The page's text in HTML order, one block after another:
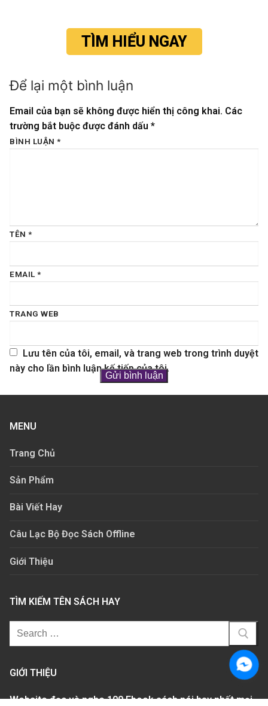
TÌM HIỂU NGAY
Để lại một bình luận
Email của bạn sẽ không được hiển thị công khai. Các
trường bắt buộc được đánh dấu *
BÌNH LUẬN *
TÊN *
EMAIL *
TRANG WEB
Lưu tên của tôi, email, và trang web trong trình duyệt
này cho lần bình luận kế tiếp của tôi.
MENU
Trang Chủ
Sản Phẩm
Bài Viết Hay
Câu Lạc Bộ Đọc Sách Offline
Giới Thiệu
TÌM KIẾM TÊN SÁCH HAY
GIỚI THIỆU
Website đọc và nghe 100 Ebook sách nói hay nhất mọi